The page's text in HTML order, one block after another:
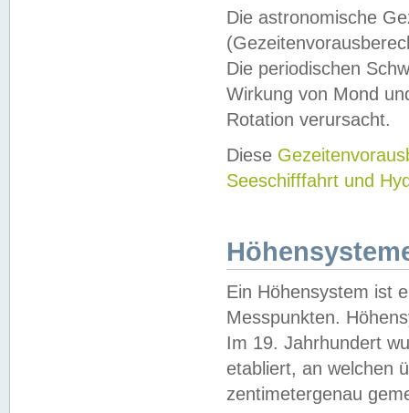
Die astronomische
Die periodischen
Wirkung von Mond
Rotation verursacht.
Diese
Seeschifffahrt und
Ein Höhensystem ist
Messpunkten.
Im 19. Jahrhundert
etabliert, an welchen
zentimetergenau